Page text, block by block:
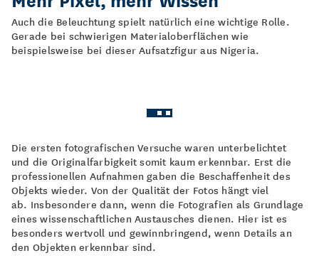
Auch die Beleuchtung spielt natürlich eine wichtige Rolle.
Gerade bei schwierigen Materialoberflächen wie
beispielsweise bei dieser Aufsatzfigur aus Nigeria.
Die ersten fotografischen Versuche waren unterbelichtet
und die Originalfarbigkeit somit kaum erkennbar. Erst die
professionellen Aufnahmen gaben die Beschaffenheit des
Objekts wieder. Von der Qualität der Fotos hängt viel
ab. Insbesondere dann, wenn die Fotografien als Grundlage
eines wissenschaftlichen Austausches dienen. Hier ist es
besonders wertvoll und gewinnbringend, wenn Details an
den Objekten erkennbar sind.